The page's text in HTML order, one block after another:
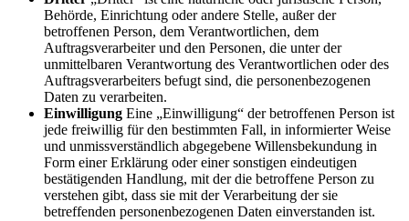
Behörde, Einrichtung oder andere Stelle, außer der
betroffenen Person, dem Verantwortlichen, dem
Auftragsverarbeiter und den Personen, die unter der
unmittelbaren Verantwortung des Verantwortlichen oder des
Auftragsverarbeiters befugt sind, die personenbezogenen
Daten zu verarbeiten.
Einwilligung Eine „Einwilligung“ der betroffenen Person ist
jede freiwillig für den bestimmten Fall, in informierter Weise
und unmissverständlich abgegebene Willensbekundung in
Form einer Erklärung oder einer sonstigen eindeutigen
bestätigenden Handlung, mit der die betroffene Person zu
verstehen gibt, dass sie mit der Verarbeitung der sie
betreffenden personenbezogenen Daten einverstanden ist.